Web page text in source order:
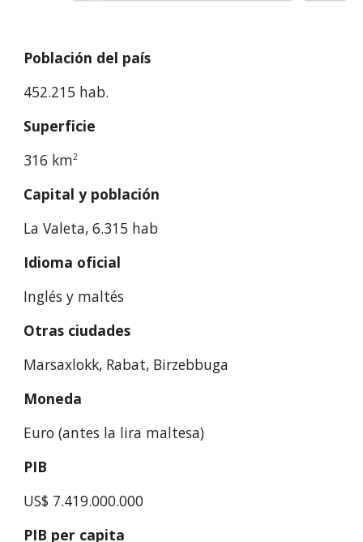
Población del país
452.215 hab.
Superficie
316 km2
Capital y población
La Valeta, 6.315 hab
Idioma oficial
Inglés y maltés
Otras ciudades
Marsaxlokk, Rabat, Birzebbuga
Moneda
Euro (antes la lira maltesa)
PIB
US$ 7.419.000.000
PIB per capita